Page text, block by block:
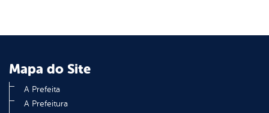
Mapa do Site
A Prefeita
A Prefeitura